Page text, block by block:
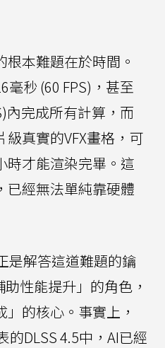
本難題在於時間。
秒 (60 FPS)，甚至
內完成所有計算，而
真實的VFX畫格，可
時才能渲染完畢。這
已經無法單純靠硬體
是解答這道難題的鑰
性能提升」的角色，
的核心。事實上，
的DLSS 4.5中，AI已經